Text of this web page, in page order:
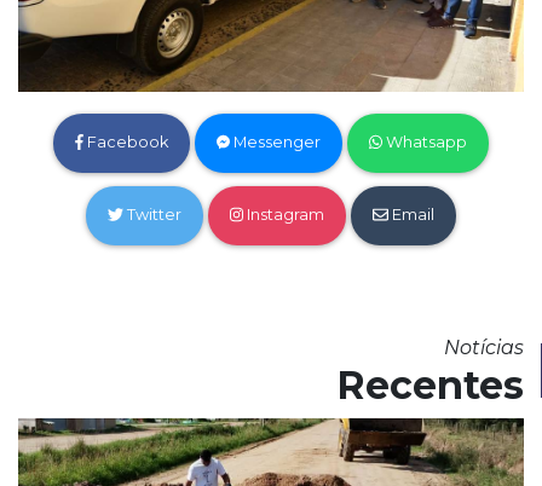
Facebook Messenger Whatsapp
Twitter Instagram Email
Notícias
Recentes